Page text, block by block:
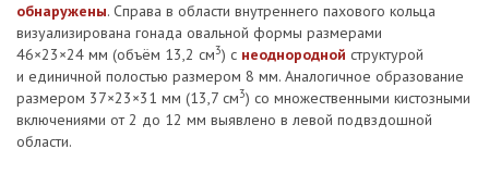
обнаружены. Справа в области внутреннего пахового кольца
визуализирована гонада овальной формы размерами
46×23×24 мм (объём 13,2 см3) с неоднородной структурой
и единичной полостью размером 8 мм. Аналогичное образование
размером 37×23×31 мм (13,7 см3) со множественными кистозными
включениями от 2 до 12 мм выявлено в левой подвздошной
области.